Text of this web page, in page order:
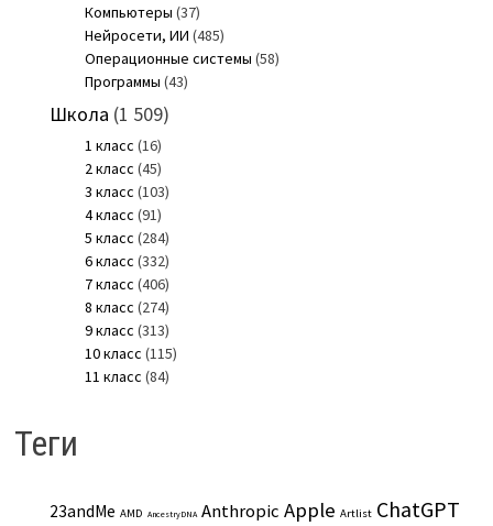
Компьютеры (37)
Нейросети, ИИ (485)
Операционные системы (58)
Программы (43)
Школа (1 509)
1 класс (16)
2 класс (45)
3 класс (103)
4 класс (91)
5 класс (284)
6 класс (332)
7 класс (406)
8 класс (274)
9 класс (313)
10 класс (115)
11 класс (84)
Теги
23andMe AMD AncestryDNA Anthropic Apple Artlist ChatGPT